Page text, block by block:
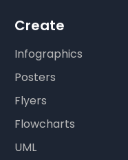
Create
Infographics
Posters
Flyers
Flowcharts
UML